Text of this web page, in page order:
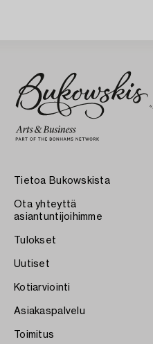
Tietoa Bukowskista
Ota yhteyttä
asiantuntijoihimme
Tulokset
Uutiset
Kotiarviointi
Asiakaspalvelu
Toimitus